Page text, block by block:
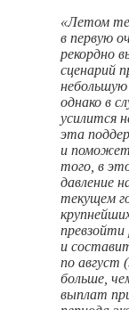
«Летом
в первую
рекордно
сценарий
небольшую
однако в
усилится
эта
и поможет
того, в
давление
текущем
превзойти
и
по август
больше,
выплат